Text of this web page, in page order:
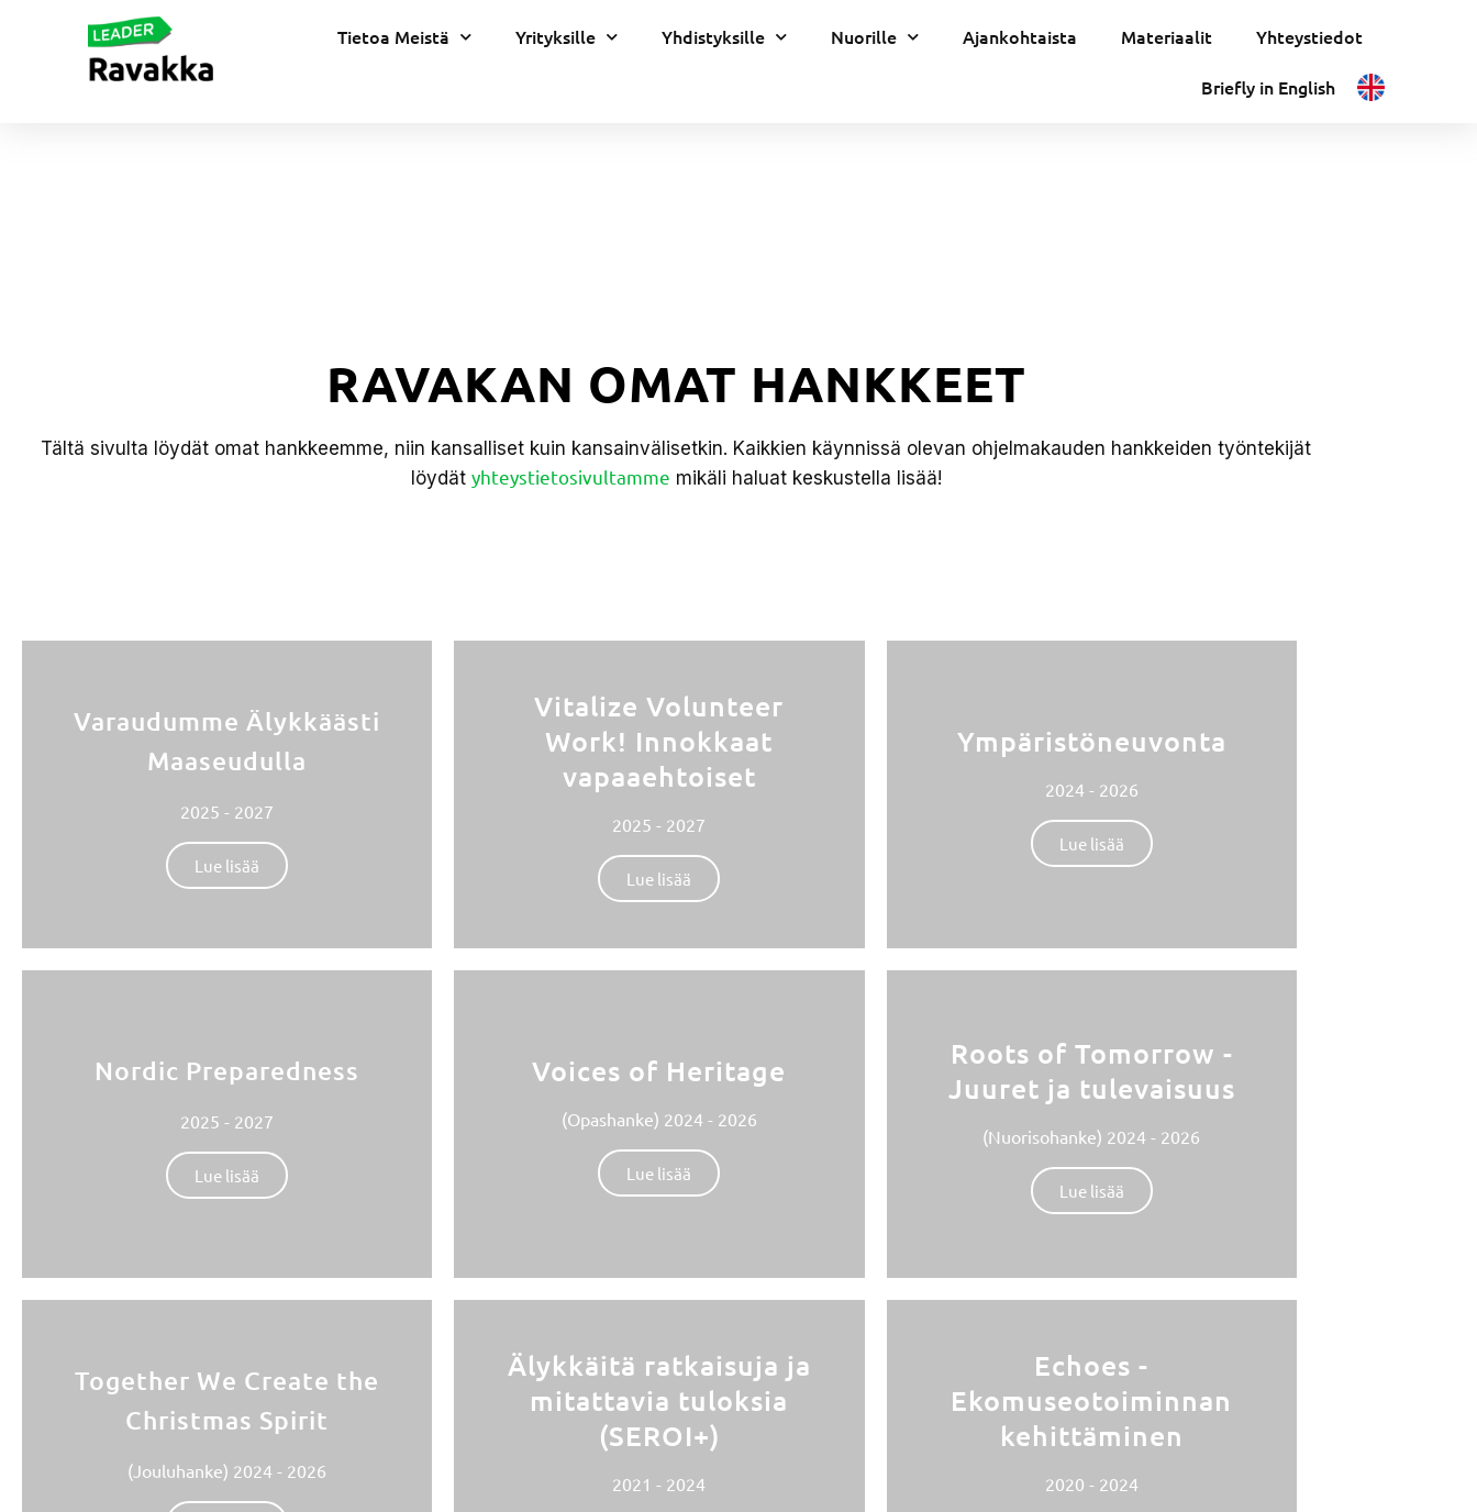
Tietoa Meistä Yrityksille Yhdistyksille Nuorille Ajankohtaista Materiaalit Yhteystiedot
Briefly in English
RAVAKAN OMAT HANKKEET
Tältä sivulta löydät omat hankkeemme, niin kansalliset kuin kansainvälisetkin. Kaikkien käynnissä olevan ohjelmakauden hankkeiden työntekijät
löydät yhteystietosivultamme mikäli haluat keskustella lisää!
Varaudumme Älykkäästi
Maaseudulla
2025 - 2027
Lue lisää
Nordic Preparedness
2025 - 2027
Lue lisää
Together We Create the
Christmas Spirit
(Jouluhanke) 2024 - 2026
Vitalize Volunteer
Work! Innokkaat
vapaaehtoiset
2025 - 2027
Lue lisää
Voices of Heritage
(Opashanke) 2024 - 2026
Lue lisää
Älykkäitä ratkaisuja ja
mitattavia tuloksia
(SEROI+)
2021 - 2024
Ympäristöneuvonta
2024 - 2026
Lue lisää
Roots of Tomorrow -
Juuret ja tulevaisuus
(Nuorisohanke) 2024 - 2026
Lue lisää
Echoes -
Ekomuseotoiminnan
kehittäminen
2020 - 2024